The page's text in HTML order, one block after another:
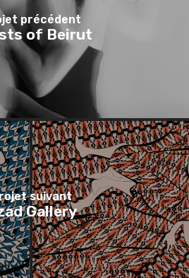
précédent
of Beirut
suivant
Gallery